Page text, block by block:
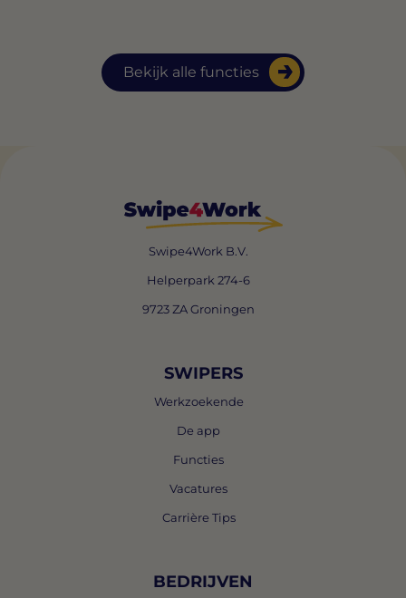
Bekijk alle functies
Swipe4Work B.V.
Helperpark 274-6
9723 ZA Groningen
SWIPERS
Werkzoekende
De app
Functies
Vacatures
Carrière Tips
BEDRIJVEN